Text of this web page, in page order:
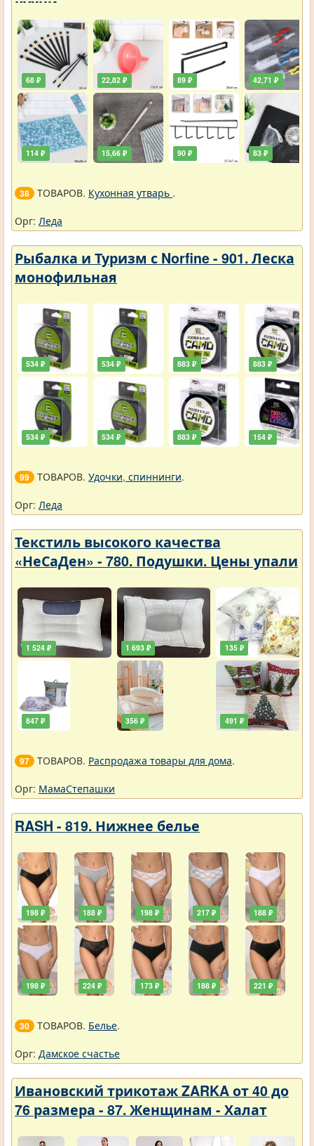
68 ₽
114 ₽
22,82 ₽
15,66 ₽
89 ₽
90 ₽
42,71 ₽
83 ₽
38 ТОВАРОВ. Кухонная утварь .
Орг: Леда
Рыбалка и Туризм с Norfine - 901. Леска
монофильная
534 ₽
534 ₽
534 ₽
534 ₽
883 ₽
883 ₽
883 ₽
154 ₽
99 ТОВАРОВ. Удочки, спиннинги.
Орг: Леда
Текстиль высокого качества
«НеСаДен» - 780. Подушки. Цены упали
1 524 ₽
847 ₽
1 693 ₽
356 ₽
135 ₽
491 ₽
97 ТОВАРОВ. Распродажа товары для дома.
Орг: МамаСтепашки
RASH - 819. Нижнее белье
198 ₽
198 ₽
188 ₽
224 ₽
198 ₽
173 ₽
217 ₽
188 ₽
188 ₽
221 ₽
30 ТОВАРОВ. Белье.
Орг: Дамское счастье
Ивановский трикотаж ZARKA от 40 до
76 размера - 87. Женщинам - Халат